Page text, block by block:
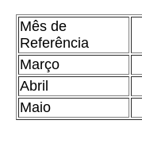
Mês de
Referência
Março
Abril
Maio